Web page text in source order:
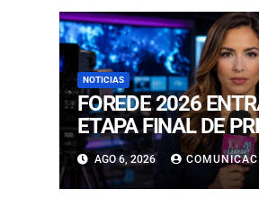
NOTICIAS
FOREDE 2026
ETAPA FINAL DE
CON NUEVAS
ACCESO Y
PARA ATACAMA
AGO 6, 2026